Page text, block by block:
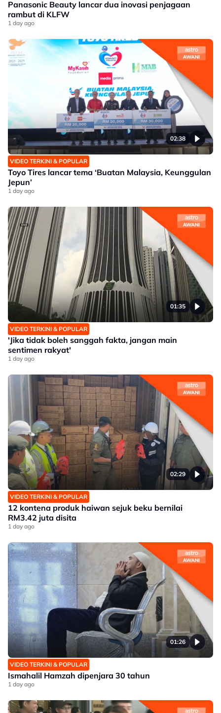
Panasonic Beauty lancar dua inovasi penjagaan
rambut di KLFW
1 day ago
02:38
VIDEO TERKINI & POPULAR
Toyo Tires lancar tema ‘Buatan Malaysia, Keunggulan
Jepun’
1 day ago
01:35
VIDEO TERKINI & POPULAR
'Jika tidak boleh sanggah fakta, jangan main
sentimen rakyat'
1 day ago
02:29
VIDEO TERKINI & POPULAR
12 kontena produk haiwan sejuk beku bernilai
RM3.42 juta disita
1 day ago
01:26
VIDEO TERKINI & POPULAR
Ismahalil Hamzah dipenjara 30 tahun
1 day ago